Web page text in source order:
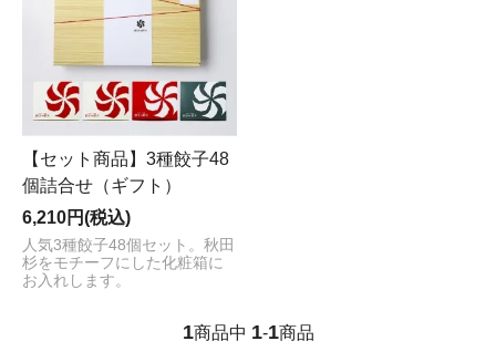
【セット商品】3種餃子48
個詰合せ（ギフト）
6,210円(税込)
人気3種餃子48個セット。秋田
杉をモチーフにした化粧箱に
お入れします。
1商品中 1-1商品